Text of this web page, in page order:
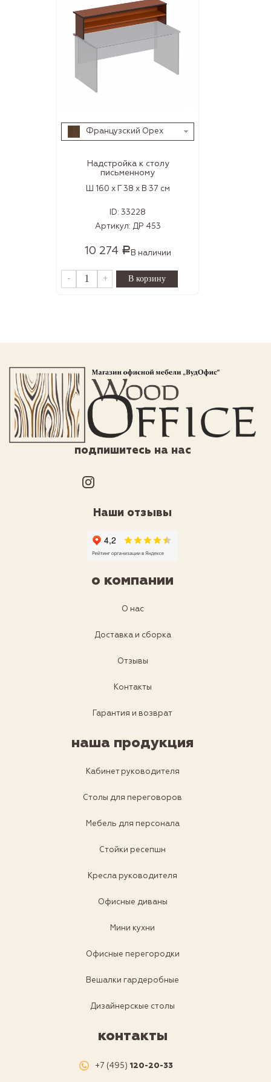
Французский Орех
Надстройка к столу
письменному
Ш 160 x Г 38 x В 37 см
ID: 33228
Артикул: ДР 453
10 274 Р В наличии
- +
подпишитесь на нас
Наши отзывы
о компании
О нас
Доставка и сборка
Отзывы
Контакты
Гарантия и возврат
наша продукция
Кабинет руководителя
Столы для переговоров
Мебель для персонала
Стойки ресепшн
Кресла руководителя
Офисные диваны
Мини кухни
Офисные перегородки
Вешалки гардеробные
Дизайнерскые столы
контакты
+7 (495) 120-20-33